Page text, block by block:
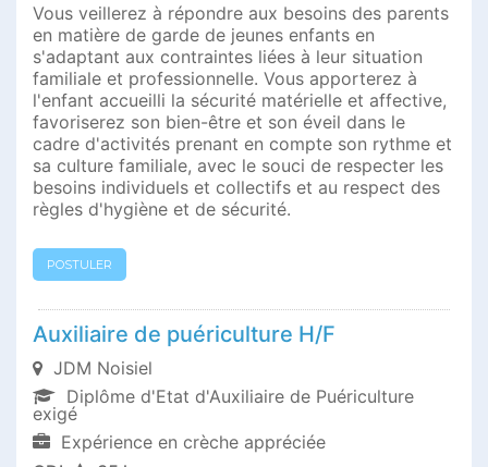
Vous veillerez à répondre aux besoins des parents
en matière de garde de jeunes enfants en
s'adaptant aux contraintes liées à leur situation
familiale et professionnelle. Vous apporterez à
l'enfant accueilli la sécurité matérielle et affective,
favoriserez son bien-être et son éveil dans le
cadre d'activités prenant en compte son rythme et
sa culture familiale, avec le souci de respecter les
besoins individuels et collectifs et au respect des
règles d'hygiène et de sécurité.
POSTULER
Auxiliaire de puériculture H/F
JDM Noisiel
Diplôme d'Etat d'Auxiliaire de Puériculture
exigé
Expérience en crèche appréciée